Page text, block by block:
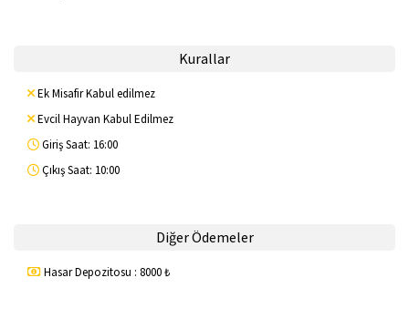
Kurallar
Ek Misafir Kabul edilmez
Evcil Hayvan Kabul Edilmez
Giriş Saat: 16:00
Çıkış Saat: 10:00
Diğer Ödemeler
Hasar Depozitosu : 8000 ₺